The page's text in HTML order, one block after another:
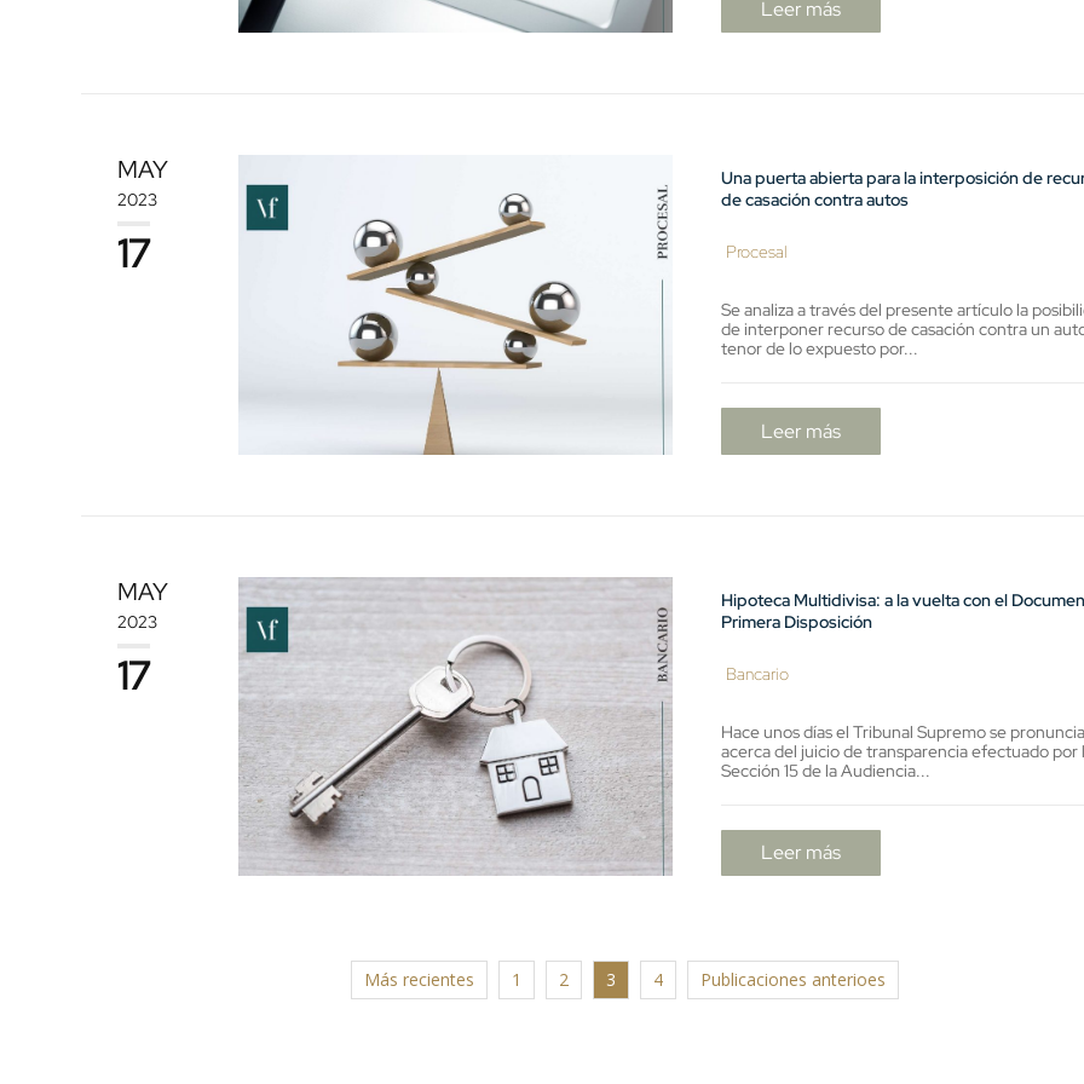
Leer más
MAY
2023
17
Una puerta abierta para la interposición de
de casación contra autos
Procesal
Se analiza a través del presente artículo la
de interponer recurso de casación contra un
tenor de lo expuesto por...
Leer más
MAY
2023
17
Hipoteca Multidivisa: a la vuelta con el
Primera Disposición
Bancario
Hace unos días el Tribunal Supremo se
acerca del juicio de transparencia efectuado por
Sección 15 de la Audiencia...
Leer más
Más recientes 1 2 3 4 Publicaciones anterioes